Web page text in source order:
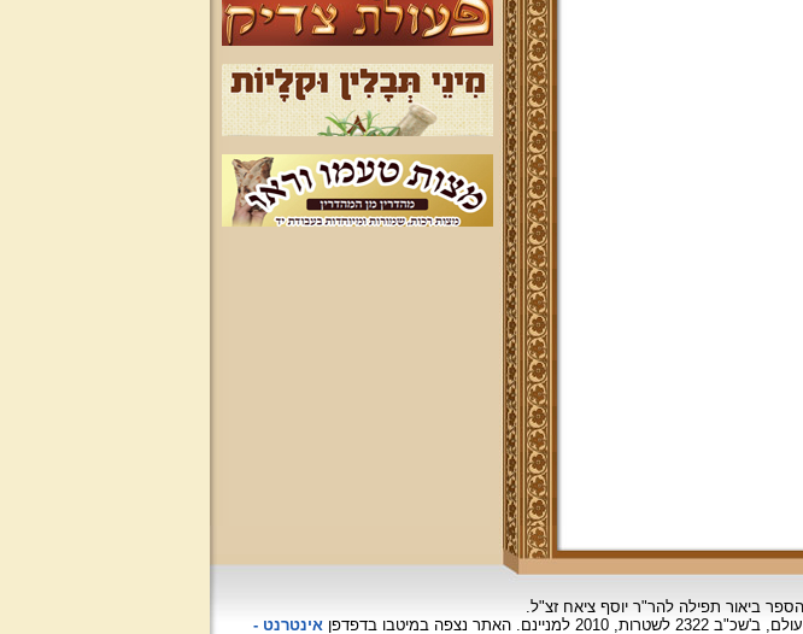
ביאור תפילה להר"ר יוסף ציאח זצ"ל.
האתר נצפהבמיטבו בדפדפןאינטרנט -